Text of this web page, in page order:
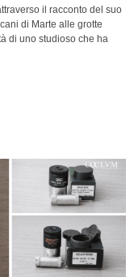
il racconto del suo
di Marte alle grotte
di uno studioso che ha